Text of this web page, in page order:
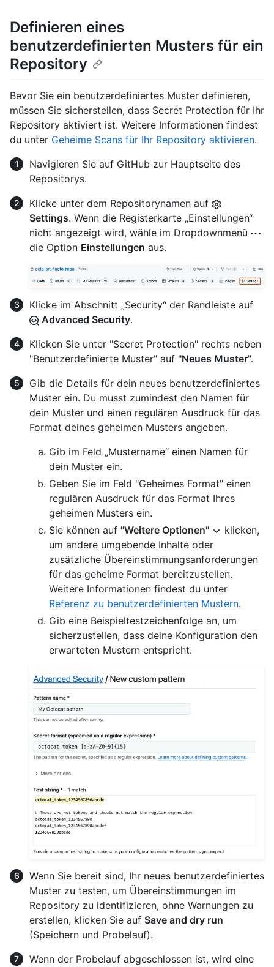
Definieren eines
benutzerdefinierten Musters für ein
Repository
Bevor Sie ein benutzerdefiniertes Muster definieren,
müssen Sie sicherstellen, dass Secret Protection für Ihr
Repository aktiviert ist. Weitere Informationen findest
du unter Geheime Scans für Ihr Repository aktivieren.
Navigieren Sie auf GitHub zur Hauptseite des
Repositorys.
Klicke unter dem Repositorynamen auf
Settings. Wenn die Registerkarte „Einstellungen“
nicht angezeigt wird, wähle im Dropdownmenü
die Option Einstellungen aus.
Klicke im Abschnitt „Security“ der Randleiste auf
Advanced Security.
Klicken Sie unter "Secret Protection" rechts neben
"Benutzerdefinierte Muster" auf "Neues Muster".
Gib die Details für dein neues benutzerdefiniertes
Muster ein. Du musst zumindest den Namen für
dein Muster und einen regulären Ausdruck für das
Format deines geheimen Musters angeben.
Gib im Feld „Mustername“ einen Namen für
dein Muster ein.
Geben Sie im Feld "Geheimes Format" einen
regulären Ausdruck für das Format Ihres
geheimen Musters ein.
Sie können auf "Weitere Optionen"
klicken,
um andere umgebende Inhalte oder
zusätzliche Übereinstimmungsanforderungen
für das geheime Format bereitzustellen.
Weitere Informationen findest du unter
Referenz zu benutzerdefinierten Mustern.
Gib eine Beispieltestzeichenfolge an, um
sicherzustellen, dass deine Konfiguration den
erwarteten Mustern entspricht.
Wenn Sie bereit sind, Ihr neues benutzerdefiniertes
Muster zu testen, um Übereinstimmungen im
Repository zu identifizieren, ohne Warnungen zu
erstellen, klicken Sie auf Save and dry run
(Speichern und Probelauf).
Wenn der Probelauf abgeschlossen ist, wird eine